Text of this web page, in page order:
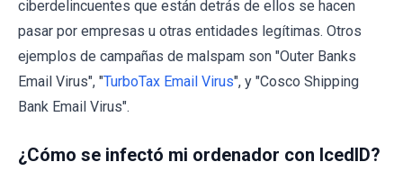
ciberdelincuentes que están detrás de ellos se hacen
pasar por empresas u otras entidades legítimas. Otros
ejemplos de campañas de malspam son "Outer Banks
Email Virus", "TurboTax Email Virus", y "Cosco Shipping
Bank Email Virus".
¿Cómo se infectó mi ordenador con IcedID?